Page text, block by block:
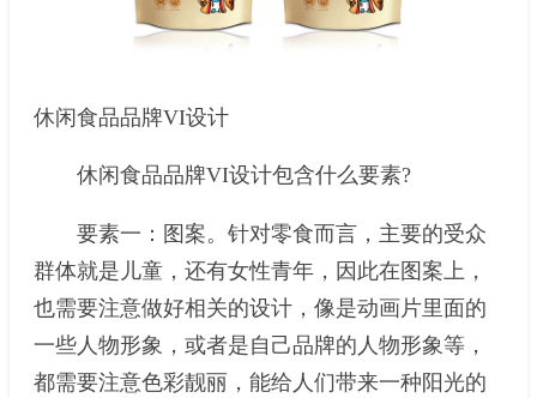
休闲食品品牌VI设计
休闲食品品牌VI设计包含什么要素?
要素一：图案。针对零食而言，主要的受众
群体就是儿童，还有女性青年，因此在图案上，
也需要注意做好相关的设计，像是动画片里面的
一些人物形象，或者是自己品牌的人物形象等，
都需要注意色彩靓丽，能给人们带来一种阳光的